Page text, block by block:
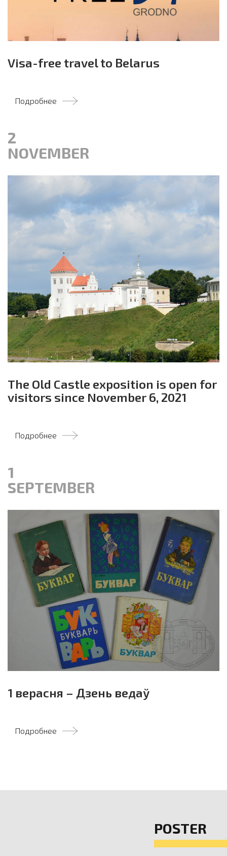
Visa-free travel to Belarus
Подробнее
2
NOVEMBER
The Old Castle exposition is open for
visitors since November 6, 2021
Подробнее
1
SEPTEMBER
1 верасня – Дзень ведаў
Подробнее
POSTER